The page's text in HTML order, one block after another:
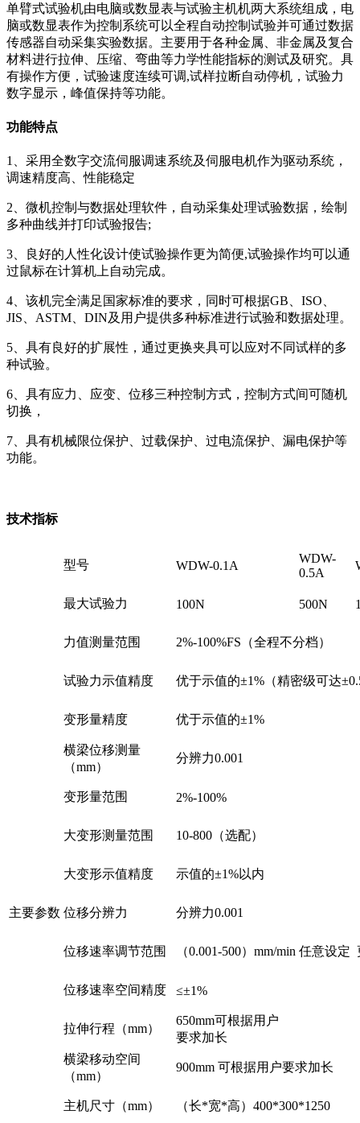
单臂式试验机由电脑或数显表与试验主机机两大系统组成，电
脑或数显表作为控制系统可以全程自动控制试验并可通过数据
传感器自动采集实验数据。主要用于各种金属、非金属及复合
材料进行拉伸、压缩、弯曲等力学性能指标的测试及研究。具
有操作方便，试验速度连续可调,试样拉断自动停机，试验力
数字显示，峰值保持等功能。
功能特点
1、采用全数字交流伺服调速系统及伺服电机作为驱动系统，
调速精度高、性能稳定
2、微机控制与数据处理软件，自动采集处理试验数据，绘制
多种曲线并打印试验报告;
3、良好的人性化设计使试验操作更为简便,试验操作均可以通
过鼠标在计算机上自动完成。
4、该机完全满足国家标准的要求，同时可根据GB、ISO、
JIS、ASTM、DIN及用户提供多种标准进行试验和数据处理。
5、具有良好的扩展性，通过更换夹具可以应对不同试样的多
种试验。
6、具有应力、应变、位移三种控制方式，控制方式间可随机
切换，
7、具有机械限位保护、过载保护、过电流保护、漏电保护等
功能。
技术指标
主要参数
型号 WDW-0.1A
WDW-
0.5A
最大试验力 100N 500N
力值测量范围 2%-100%FS（全程不分档）
试验力示值精度 优于示值的±1%（精密级可达
变形量精度 优于示值的±1%
横梁位移测量
（mm）
分辨力0.001
变形量范围 2%-100%
大变形测量范围 10-800（选配）
大变形示值精度 示值的±1%以内
位移分辨力 分辨力0.001
位移速率调节范围 （0.001-500）mm/min 任意设
位移速率空间精度 ≤±1%
拉伸行程（mm）
650mm可根据用户
要求加长
横梁移动空间
（mm）
900mm 可根据用户要求加长
主机尺寸（mm） （长*宽*高）400*300*1250